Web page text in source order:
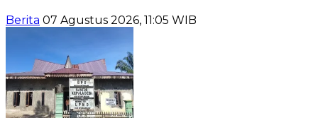
Berita 07 Agustus 2026, 11:05 WIB